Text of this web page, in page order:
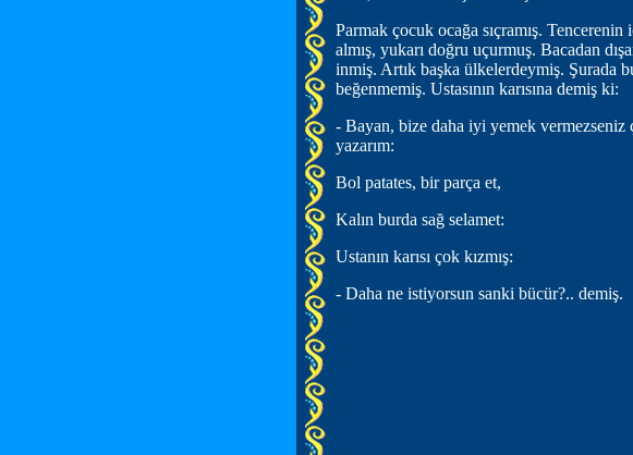
Parmak çocuk ocağa sıçramış.
almış, yukarı doğru uçurmuş. Bacadan
inmiş. Artık başka ülkelerdeymiş. Şurada
beğenmemiş. Ustasının karısına demiş ki:
- Bayan, bize daha iyi yemek vermezseniz
yazarım:
Bol patates, bir parça et,
Kalın burda sağ selamet:
Ustanın karısı çok kızmış:
- Daha ne istiyorsun sanki bücür?.. demiş.